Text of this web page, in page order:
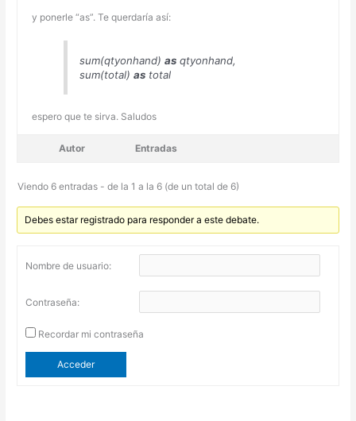
y ponerle “as”. Te querdaría así:
sum(qtyonhand)as qtyonhand,
sum(total)as total
espero que te sirva. Saludos
Autor Entradas
Viendo 6 entradas - de la 1 a la 6 (de un total de 6)
Debes estar registrado para responder a este debate.
Nombre de usuario:
Contraseña:
Recordar mi contraseña
Acceder